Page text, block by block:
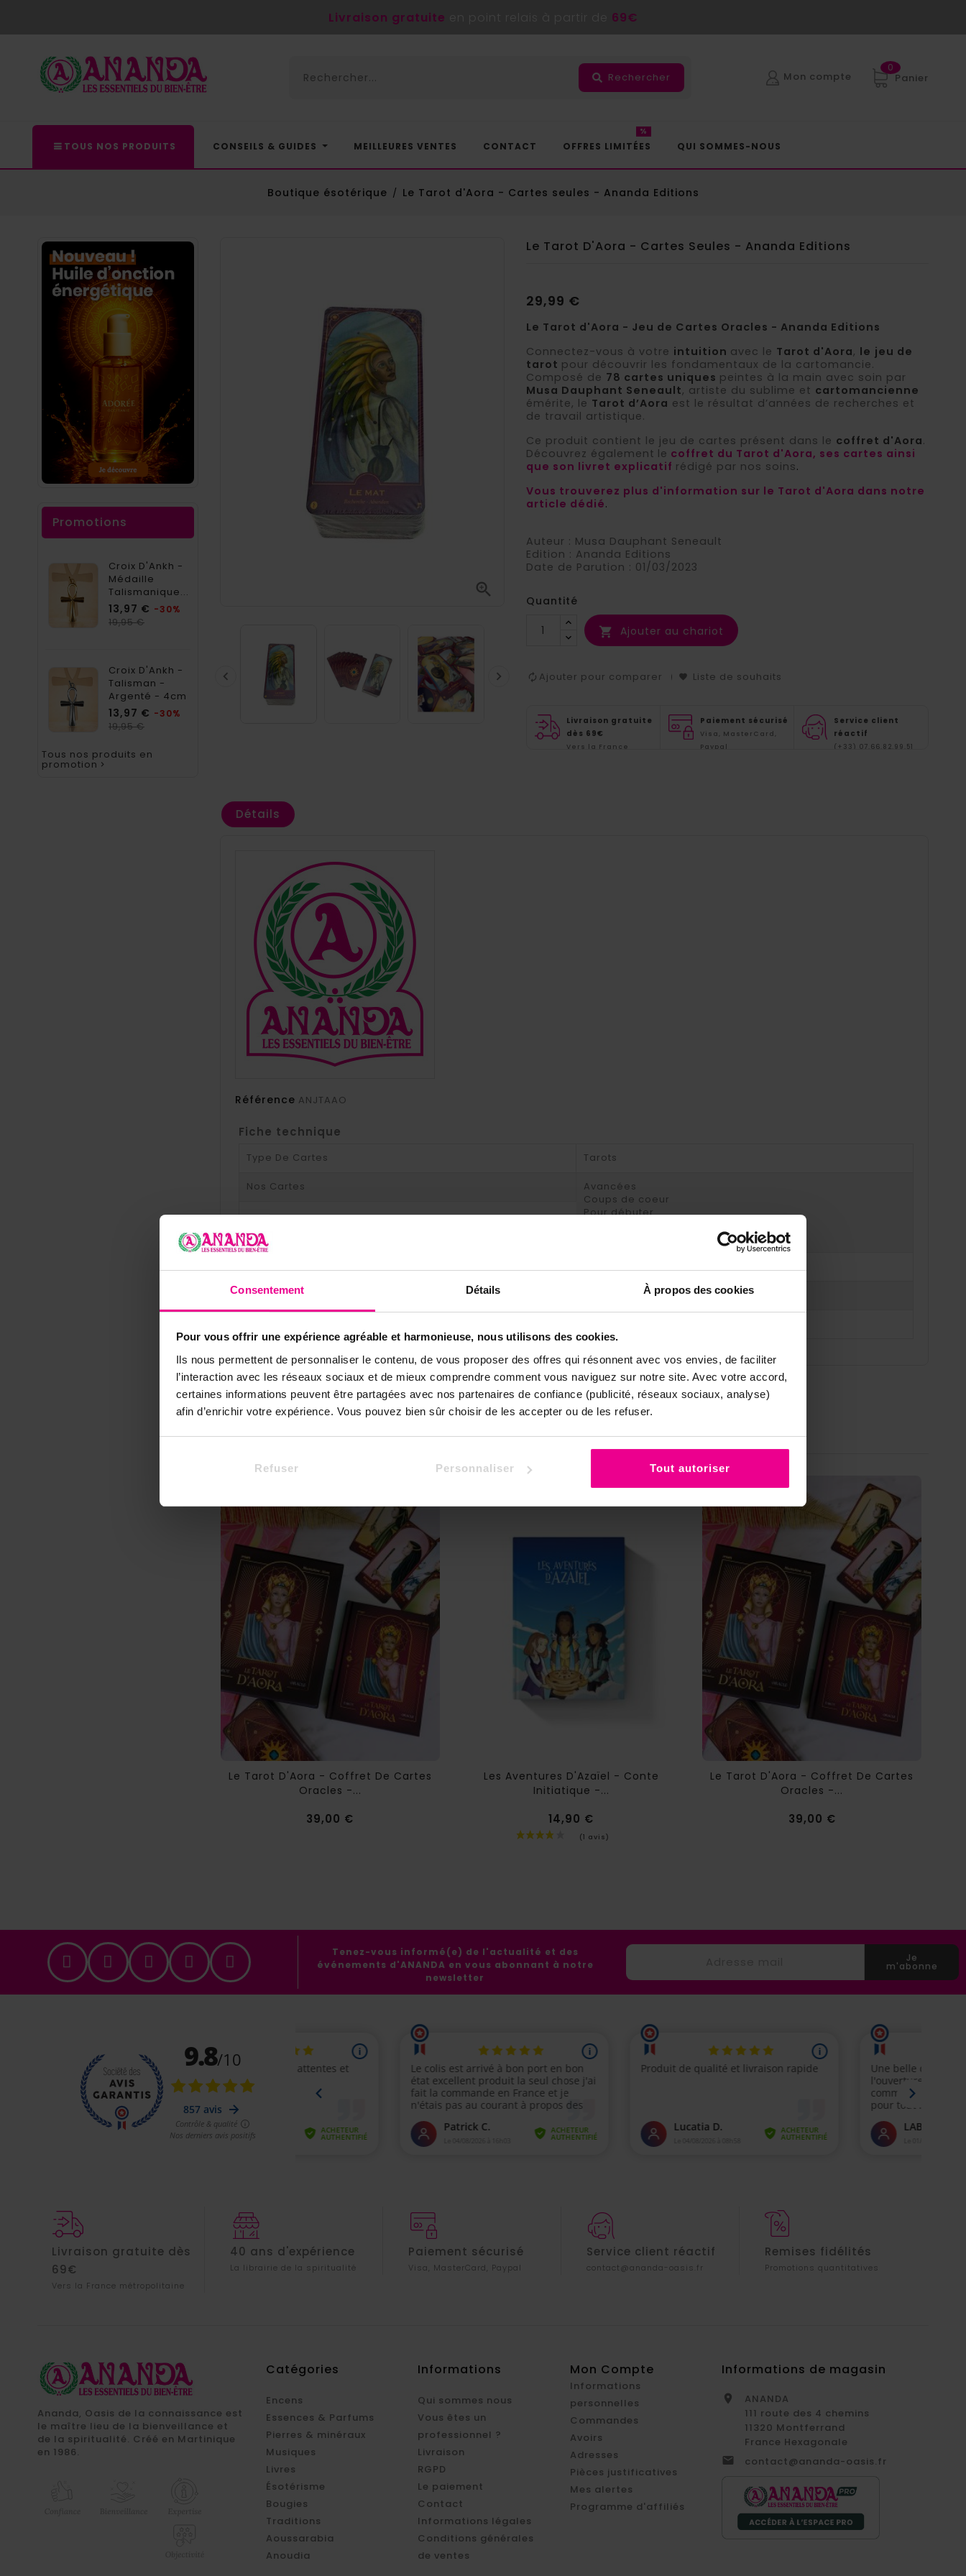
Consentement Détails À propos des cookies
Pour vous offrir une expérience agréable et harmonieuse, nous utilisons des cookies.
Ils nous permettent de personnaliser le contenu, de vous proposer des offres qui résonnent avec vos envies, de faciliter
l’interaction avec les réseaux sociaux et de mieux comprendre comment vous naviguez sur notre site. Avec votre accord,
certaines informations peuvent être partagées avec nos partenaires de confiance (publicité, réseaux sociaux, analyse)
afin d’enrichir votre expérience. Vous pouvez bien sûr choisir de les accepter ou de les refuser.
Refuser Personnaliser Tout autoriser
Livraison gratuite 69€
Panier
0
Rechercher Mon compte
TOUS NOS PRODUITS CONSEILS & GUIDES MEILLEURES VENTES CONTACT OFFRES LIMITÉES
%
QUI SOMMES-NOUS
Boutique ésotérique Le Tarot d'Aora - Cartes seules - Ananda Editions
Promotions
Croix D'Ankh -
Médaille
Talismanique...
13,97 € Prix
-30%
19,95 €Prix
Croix D'Ankh -
Talisman -
Argenté - 4cm
13,97 € Prix
-30%
19,95 €Prix
Tous nos produits en
promotion 

 
Le Tarot D'Aora - Cartes Seules - Ananda Editions
29,99 €
Le Tarot d'Aora - Jeu de Cartes Oracles - Ananda Editions
Connectez-vous à votre intuition avec le Tarot d'Aora, le jeu de
tarot pour découvrir les fondamentaux de la cartomancie.
Composé de 78 cartes uniques peintes à la main avec soin par
Musa Dauphant Seneault, artiste du sublime et cartomancienne
émérite, le Tarot d’Aora est le résultat d’années de recherches et
de travail artistique.
Ce produit contient le jeu de cartes présent dans le coffret d'Aora.
Découvrez également le coffret du Tarot d'Aora, ses cartes ainsi
que son livret explicatif rédigé par nos soins.
Vous trouverez plus d'information sur le Tarot d'Aora dans notre
article dédié.
Auteur : Musa Dauphant Seneault
Edition : Ananda Editions
Date de Parution : 01/03/2023
Quantité
 Ajouter au chariot
Ajouter pour comparer Liste de souhaits
Livraison gratuite
dès 69€
Vers la France
Paiement sécurisé
Visa, MasterCard,
Paypal
Service client
réactif
(+33) 07.66.82.99.51
Détails
Référence ANJTAAO
Fiche technique
Type De Cartes Tarots
Nos Cartes
Avancées
Coups de coeur
Pour débuter
Edition Des Cartes
2 autres produits dans la même catégorie:
Le Tarot D'Aora - Coffret De Cartes
Oracles -...
39,00 €
Les Aventures D'Azaïel - Conte
Initiatique -...
14,90 €
Le Tarot D'Aora - Coffret De Cartes
Oracles -...
39,00 €Prix
Tenez-vous informé(e) de l'actualité et des
événements d'ANANDA en vous abonnant à notre
newsletter
Je
m'abonne
Livraison gratuite dès
69€
Vers la France métropolitaine
40 ans d'expérience
La librairie de la spiritualité
Paiement sécurisé
Visa, MasterCard, Paypal
Service client réactif
contact@ananda-oasis.fr
Remises fidélités
Promotions quantitatives
Ananda, Oasis de la connaissance est
le maître lieu de la bienveillance et
de la spiritualité. Créé en Martinique
en 1986.
Catégories
Encens
Essences & Parfums
Pierres & minéraux
Musiques
Livres
Ésotérisme
Bougies
Traditions
Aoussarabia
Anoudia
Informations
Qui sommes nous
Vous êtes un
professionnel ?
Livraison
RGPD
Le paiement
Contact
Informations légales
Conditions générales
de ventes
Mon Compte
Informations
personnelles
Commandes
Avoirs
Adresses
Pièces justificatives
Mes alertes
Programme d'affiliés
Informations de magasin

ANANDA
111 route des 4 chemins
11320 Montferrand
France Hexagonale
 contact@ananda-oasis.fr